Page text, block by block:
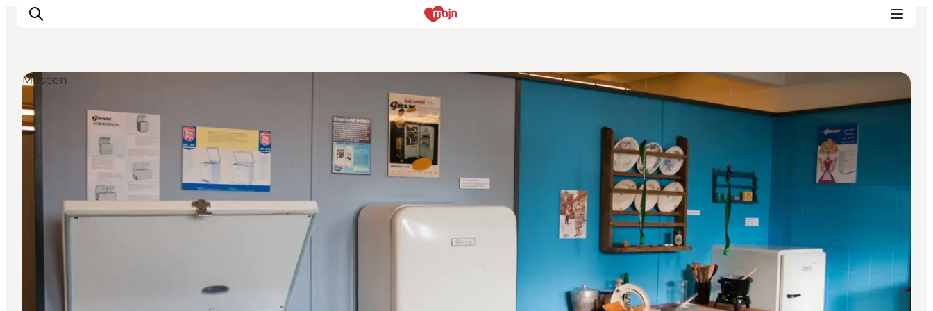
Erlebnisse
Städte und Regionen
Übernachtung
Plane deine Reise
Booking
Museen